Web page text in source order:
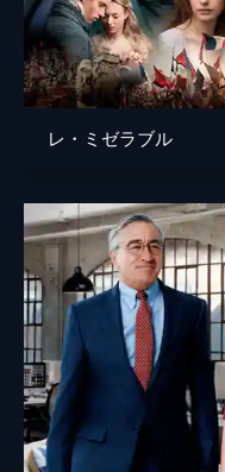
レ・ミゼラブル